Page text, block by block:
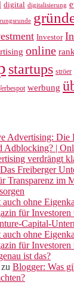
digital digitalisierung
Investor
online
startups ströer
werbung
Advertising: Die
Adblocking? |
verdrängt
Das Freiberger
Transparenz im
auch ohne
für
Capital-
auch ohne
für
ist das?
zu Blogger: Was